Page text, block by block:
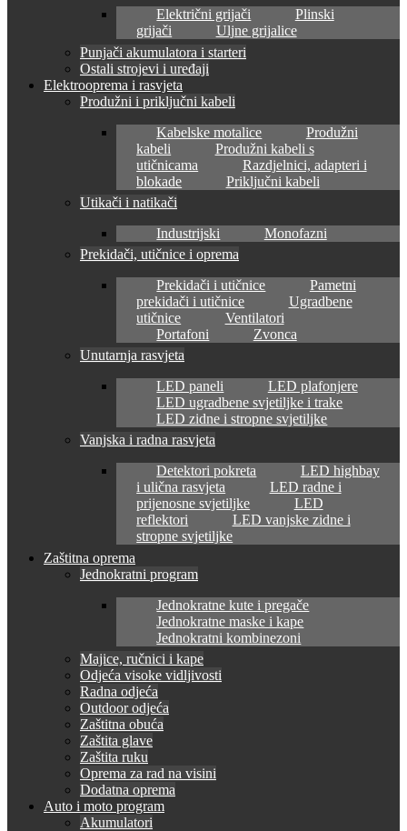
Električni grijači
Plinski
grijači
Uljne grijalice
Punjači akumulatora i starteri
Ostali strojevi i uređaji
Elektrooprema i rasvjeta
Produžni i priključni kabeli
Kabelske motalice
Produžni
kabeli
Produžni kabeli s
utičnicama
Razdjelnici, adapteri i
blokade
Priključni kabeli
Utikači i natikači
Industrijski
Monofazni
Prekidači, utičnice i oprema
Prekidači i utičnice
Pametni
prekidači i utičnice
Ugradbene
utičnice
Ventilatori
Portafoni
Zvonca
Unutarnja rasvjeta
LED paneli
LED plafonjere
LED ugradbene svjetiljke i trake
LED zidne i stropne svjetiljke
Vanjska i radna rasvjeta
Detektori pokreta
LED highbay
i ulična rasvjeta
LED radne i
prijenosne svjetiljke
LED
reflektori
LED vanjske zidne i
stropne svjetiljke
Zaštitna oprema
Jednokratni program
Jednokratne kute i pregače
Jednokratne maske i kape
Jednokratni kombinezoni
Majice, ručnici i kape
Odjeća visoke vidljivosti
Radna odjeća
Outdoor odjeća
Zaštitna obuća
Zaštita glave
Zaštita ruku
Oprema za rad na visini
Dodatna oprema
Auto i moto program
Akumulatori